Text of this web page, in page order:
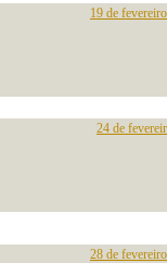
19 de
24 de
28 de